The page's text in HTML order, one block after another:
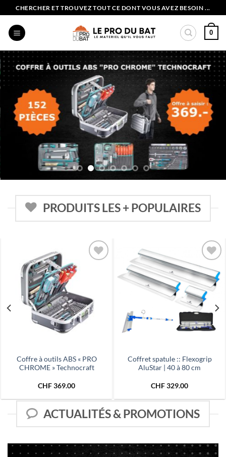
Passer
au
contenu
CHERCHER ET TROUVEZ TOUT CE DONT VOUS AVEZ BESOIN ...
0
PRODUITS LES + POPULAIRES
souhaits
Coffre à outils ABS « PRO
CHROME » Technocraft
CHF369.00
Ajouter
à la liste
de
souhaits
Coffret spatule :: Flexogrip
AluStar | 40 à 80 cm
CHF329.00
ACTUALITÉS & PROMOTIONS